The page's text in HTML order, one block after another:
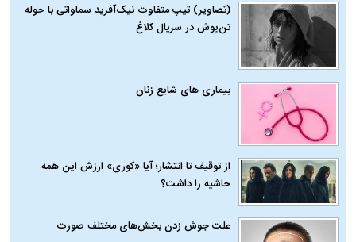
(تصاویر) تیپ متفاوت نیک‌آفرید سماواتی با حوله
تن‌پوش در سریال کلاغ
بیماری‌ های شایع زنان
از توقیف تا انتشار؛ آیا «کوری» ارزش این همه
حاشیه را داشت؟
علت جوش زدن بخش‌های مختلف صورت